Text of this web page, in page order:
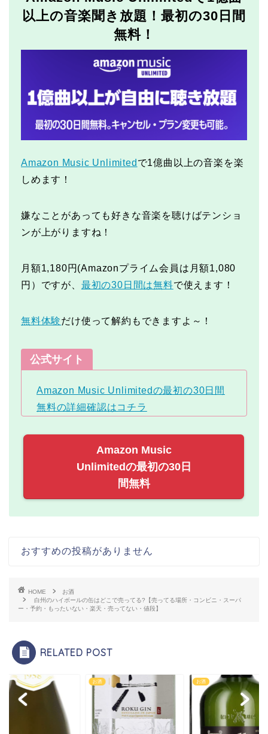
以上の音楽聞き放題！最初の30日間
無料！
Amazon Music Unlimited で1億曲以上の音楽を楽
しめます！
嫌なことがあっても好きな音楽を聴けばテンショ
ンが上がりますね！
月額1,180円(Amazonプライム会員は月額1,080
円）ですが、 最初の30日間は無料で使えます！
無料体験だけ使って解約もできますよ～！
公式サイト
Amazon Music Unlimitedの最初の30日間
無料の詳細確認はコチラ
Amazon Music
Unlimitedの最初の30日
間無料
おすすめの投稿がありません
HOME
お酒
白州のハイボールの缶はどこで売ってる?【売ってる場所・コンビニ・スーパ
ー・予約・もったいない・楽天・売ってない・値段】
RELATED POST
お酒 お酒